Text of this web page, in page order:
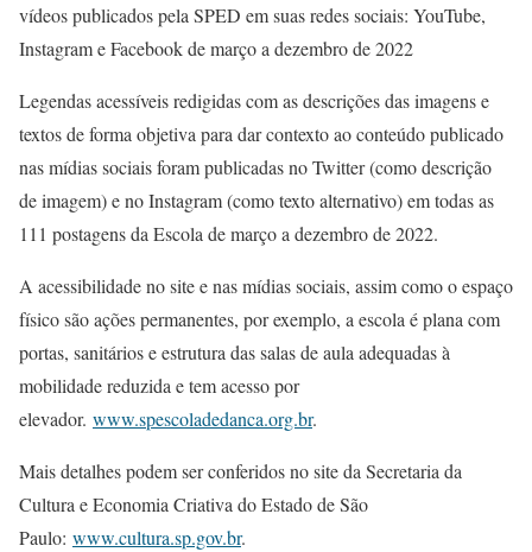
vídeos publicados pela SPED em suas redes sociais: YouTube,
Instagram e Facebook de março a dezembro de 2022
Legendas acessíveis redigidas com as descrições das imagens e
textos de forma objetiva para dar contexto ao conteúdo publicado
nas mídias sociais foram publicadas no Twitter (como descrição
de imagem) e no Instagram (como texto alternativo) em todas as
111 postagens da Escola de março a dezembro de 2022.
A acessibilidade no site e nas mídias sociais, assim como o espaço
físico são ações permanentes, por exemplo, a escola é plana com
portas, sanitários e estrutura das salas de aula adequadas à
mobilidade reduzida e tem acesso por
elevador. www.spescoladedanca.org.br.
Mais detalhes podem ser conferidos no site da Secretaria da
Cultura e Economia Criativa do Estado de São
Paulo: www.cultura.sp.gov.br.